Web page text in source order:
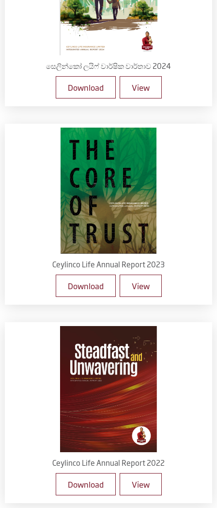
සෙලින්කෝ ලයිෆ් වාර්ෂික වාර්තාව 2024
Download View
Ceylinco Life Annual Report 2023
Download View
Ceylinco Life Annual Report 2022
Download View